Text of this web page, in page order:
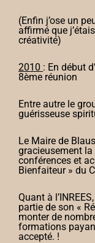
(Enfin j’ose un
affirmé que
créativité)
2010 : En début
8ème réunion
Entre autre le
guérisseuse
Le Maire de
gracieusement
conférences et
Bienfaiteur » du
Quant à
partie de son «
monter de
formations
accepté. !